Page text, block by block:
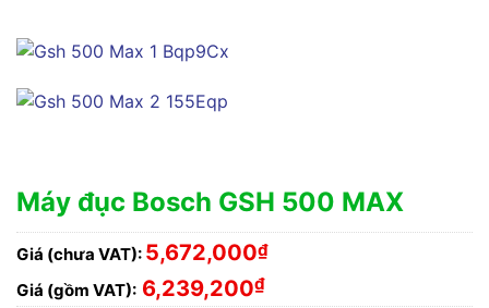
Máy đục Bosch GSH 500 MAX
Giá (chưa VAT): 5,672,000₫
Giá (gồm VAT): 6,239,200₫